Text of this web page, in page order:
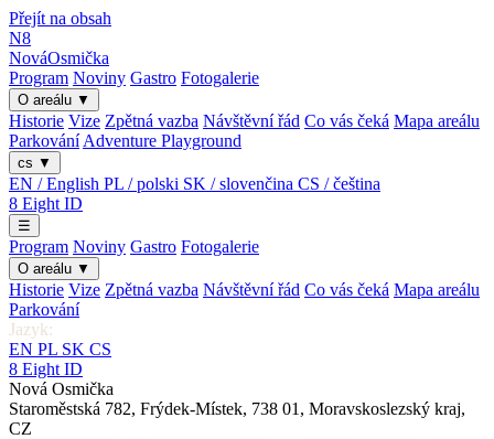
Přejít na obsah
N8
NováOsmička
Program Noviny Gastro Fotogalerie
O areálu ▼
Historie Vize Zpětná vazba Návštěvní řád Co vás čeká Mapa areálu
Parkování Adventure Playground
cs ▼
EN / English PL / polski SK / slovenčina CS / čeština
8 Eight ID
☰
Program Noviny Gastro Fotogalerie
O areálu ▼
Historie Vize Zpětná vazba Návštěvní řád Co vás čeká Mapa areálu
Parkování
Jazyk:
EN PL SK CS
8 Eight ID
Nová Osmička
Staroměstská 782, Frýdek-Místek, 738 01 , Moravskoslezský kraj,
CZ